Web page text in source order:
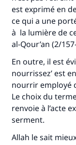
est exprimé en
ce qui a une
à la lumière de
al-Qour’an (2/
En outre, il est
nourrissez’ est
nourrir employé
Le choix du
renvoie à l’acte
serment.
Allah le sait